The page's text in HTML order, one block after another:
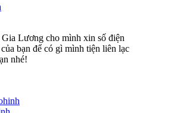
Lương cho mình xin số điện
bạn để có gì mình tiện liên lạc
nhé!